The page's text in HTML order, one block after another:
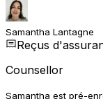
Samantha Lantagne
Reçus
Counsellor
Samantha est pré-